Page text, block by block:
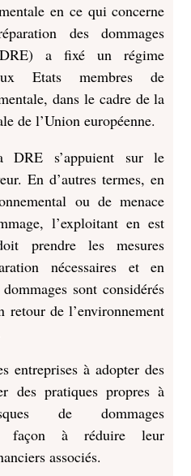
en ce qui concerne
des dommages
a fixé un régime
Etats membres de
dans le cadre de la
de l’Union européenne.
DRE s’appuient sur le
En d’autres termes, en
ou de menace
l’exploitant en est
prendre les mesures
nécessaires et en
sont considérés
retour de l’environnement
entreprises à adopter des
des pratiques propres à
de dommages
façon à réduire leur
associés.